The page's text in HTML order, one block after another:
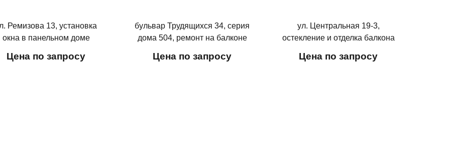
Ремизова 13, установка
окна в панельном доме
Цена по запросу
бульвар Трудящихся 34, серия
дома 504, ремонт на балконе
Цена по запросу
ул. Центральная 19-3,
остекление и отделка балкона
Цена по запросу